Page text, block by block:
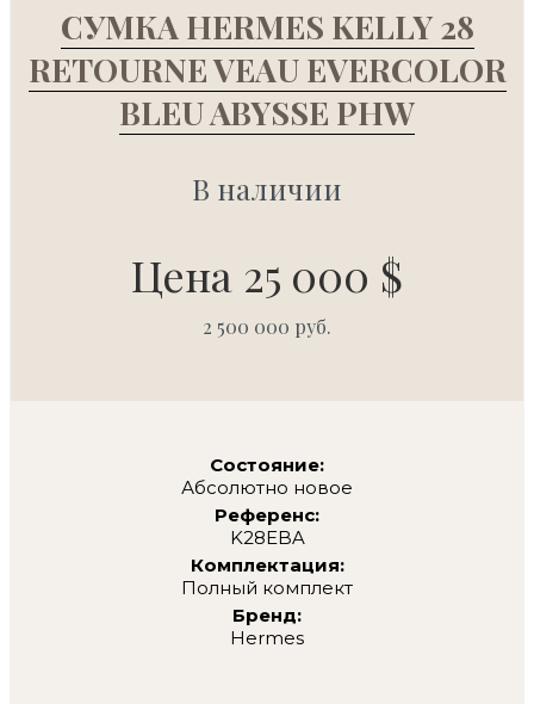
СУМКА HERMES KELLY 28
RETOURNE VEAU EVERCOLOR
BLEU ABYSSE PHW
В наличии
Цена 25 000 $
2 500 000 руб.
Состояние:
Абсолютно новое
Референс:
K28EBA
Комплектация:
Полный комплект
Бренд:
Hermes